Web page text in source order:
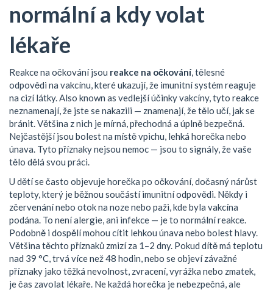
normální a kdy volat
lékaře
Reakce na očkování jsou reakce na očkování,tělesné
odpovědi na vakcínu, které ukazují, že imunitní systém reaguje
na cizí látky. Also known as vedlejší účinky vakcíny, tyto reakce
neznamenají, že jste se nakazili — znamenají, že tělo učí, jak se
bránit.Většina z nich je mírná, přechodná a úplně bezpečná.
Nejčastější jsou bolest na místě vpichu, lehká horečka nebo
únava. Tyto příznaky nejsou nemoc — jsou to signály, že vaše
tělo dělá svou práci.
U dětí se často objevujehorečka po očkování, dočasný nárůst
teploty, který je běžnou součástí imunitní odpovědi . Někdy i
zčervenání nebo otok na noze nebo paži, kde byla vakcína
podána. To není alergie, ani infekce — je to normální reakce.
Podobně i dospělí mohou cítit lehkou únava nebo bolest hlavy.
Většina těchto příznaků zmizí za 1–2 dny. Pokud dítě má teplotu
nad 39 °C, trvá více než 48 hodin, nebo se objeví závažné
příznaky jako těžká nevolnost, zvracení, vyrážka nebo zmatek,
je čas zavolat lékaře. Ne každá horečka je nebezpečná, ale